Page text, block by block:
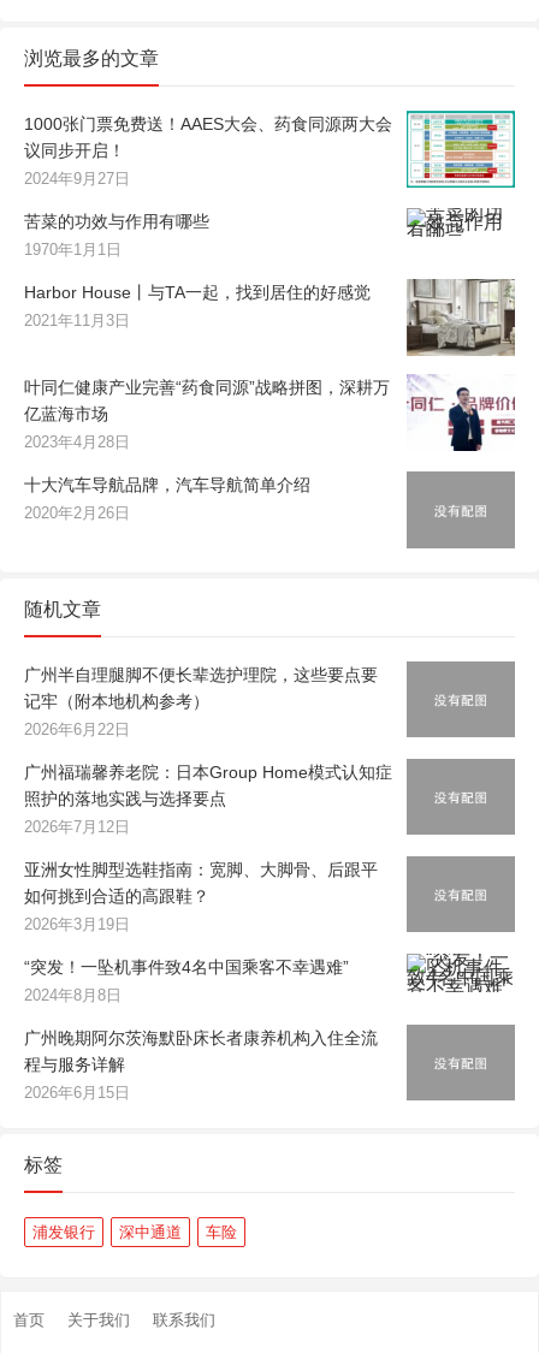
浏览最多的文章
1000张门票免费送！AAES大会、药食同源两大会
议同步开启！
2024年9月27日
苦菜的功效与作用有哪些
1970年1月1日
Harbor House丨与TA一起，找到居住的好感觉
2021年11月3日
叶同仁健康产业完善“药食同源”战略拼图，深耕万
亿蓝海市场
2023年4月28日
十大汽车导航品牌，汽车导航简单介绍
2020年2月26日
随机文章
广州半自理腿脚不便长辈选护理院，这些要点要
记牢（附本地机构参考）
2026年6月22日
广州福瑞馨养老院：日本Group Home模式认知症
照护的落地实践与选择要点
2026年7月12日
亚洲女性脚型选鞋指南：宽脚、大脚骨、后跟平
如何挑到合适的高跟鞋？
2026年3月19日
“突发！一坠机事件致4名中国乘客不幸遇难”
2024年8月8日
广州晚期阿尔茨海默卧床长者康养机构入住全流
程与服务详解
2026年6月15日
标签
浦发银行 深中通道 车险
首页 关于我们 联系我们